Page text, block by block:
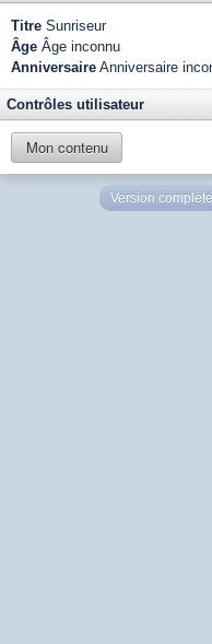
Titre Sunriseur
Âge Âge inconnu
Anniversaire Anniversaire
Contrôles utilisateur
Mon contenu
Version complète